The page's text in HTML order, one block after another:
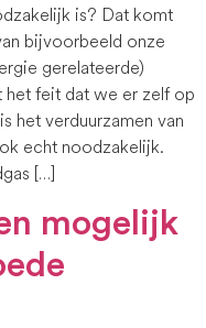
is? Dat komt
bijvoorbeeld onze
gerelateerde)
het feit dat we er zelf op
het verduurzamen van
echt noodzakelijk.
[…]
mogelijk